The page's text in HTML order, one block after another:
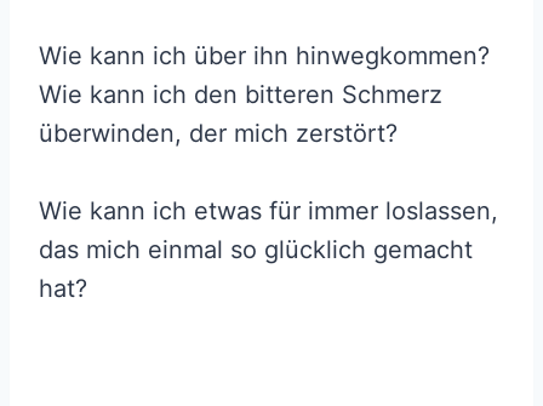
Wie kann ich über ihn hinwegkommen?
Wie kann ich den bitteren Schmerz
überwinden, der mich zerstört?
Wie kann ich etwas für immer loslassen,
das mich einmal so glücklich gemacht
hat?